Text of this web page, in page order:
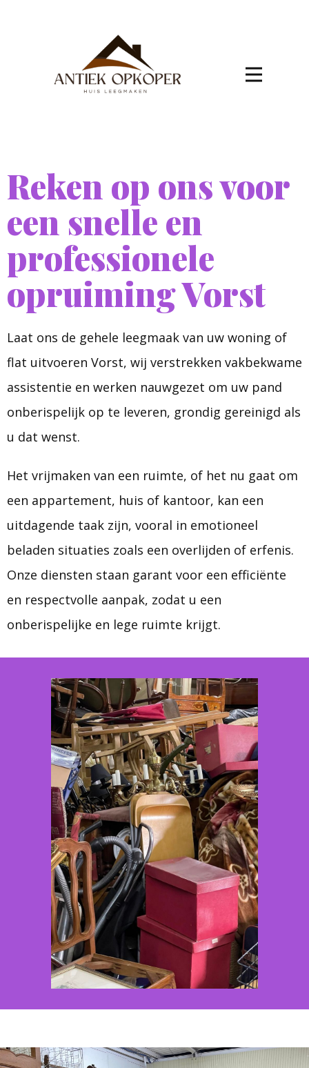
Reken op ons voor
een snelle en
professionele
opruiming Vorst
Laat ons de gehele leegmaak van uw woning of
flat uitvoeren Vorst, wij verstrekken vakbekwame
assistentie en werken nauwgezet om uw pand
onberispelijk op te leveren, grondig gereinigd als
u dat wenst.
Het vrijmaken van een ruimte, of het nu gaat om
een appartement, huis of kantoor, kan een
uitdagende taak zijn, vooral in emotioneel
beladen situaties zoals een overlijden of erfenis.
Onze diensten staan garant voor een efficiënte
en respectvolle aanpak, zodat u een
onberispelijke en lege ruimte krijgt.